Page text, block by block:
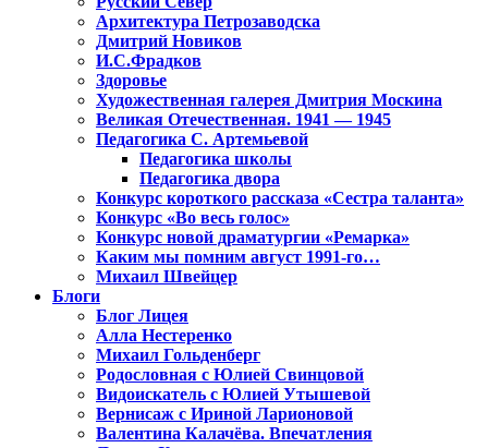
Архитектура Петрозаводска
Дмитрий Новиков
И.С.Фрадков
Здоровье
Художественная галерея Дмитрия Москина
Великая Отечественная. 1941 — 1945
Педагогика С. Артемьевой
Педагогика школы
Педагогика двора
Конкурс короткого рассказа «Сестра таланта»
Конкурс «Во весь голос»
Конкурс новой драматургии «Ремарка»
Каким мы помним август 1991-го…
Михаил Швейцер
Блоги
Блог Лицея
Алла Нестеренко
Михаил Гольденберг
Родословная с Юлией Свинцовой
Видоискатель с Юлией Утышевой
Вернисаж с Ириной Ларионовой
Валентина Калачёва. Впечатления